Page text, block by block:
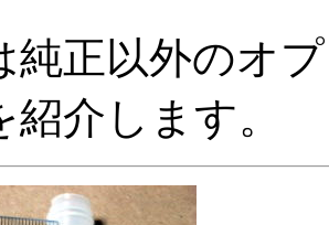
純正以外のオ
介します。